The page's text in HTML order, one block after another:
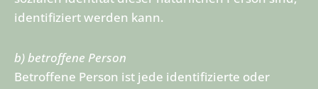
identifiziert werden kann.
b) betroffene Person
Betroffene Person ist jede identifizierte oder